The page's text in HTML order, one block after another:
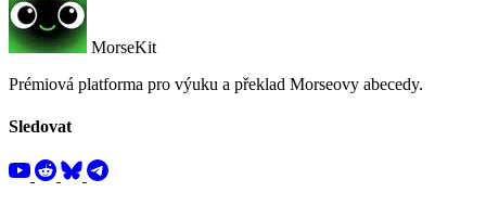
MorseKit
Prémiová platforma pro výuku a překlad Morseovy abecedy.
Sledovat